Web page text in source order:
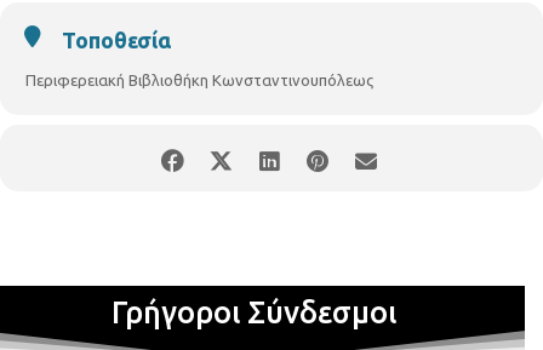
Τοποθεσία
Περιφερειακή Βιβλιοθήκη Κωνσταντινουπόλεως
Γρήγοροι Σύνδεσμοι